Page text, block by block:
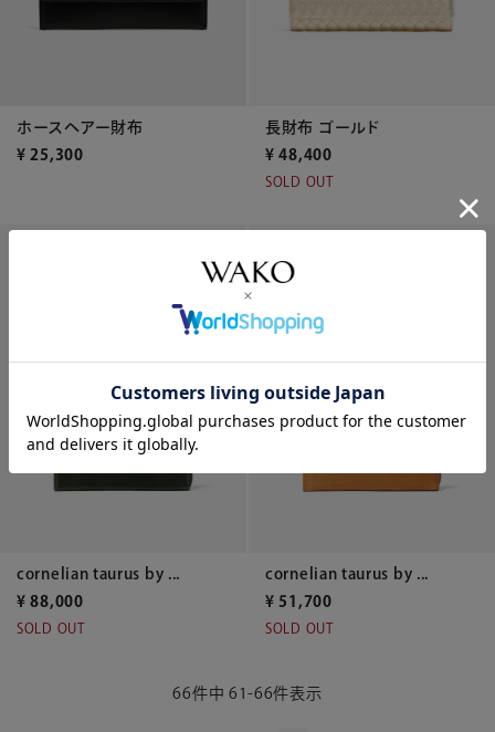
ホースヘアー財布
¥ 25,300
長財布 ゴールド
¥ 48,400
SOLD OUT
cornelian taurus by ...
¥ 88,000
SOLD OUT
cornelian taurus by ...
¥ 51,700
SOLD OUT
66件中 61-66件表示